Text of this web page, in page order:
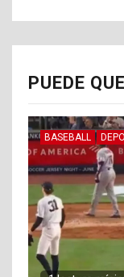
PUEDE
BASEBALL